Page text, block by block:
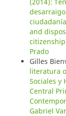
and
Prado
Gilles
literatura
Sociales y
Central
Gabriel